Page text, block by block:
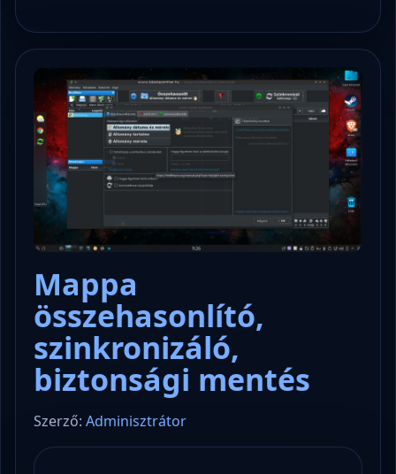
Mappa
összehasonlító,
szinkronizáló,
biztonsági mentés
Szerző: Adminisztrátor